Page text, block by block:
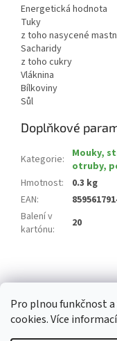
Pro plnou funkčnost
cookies. Více informací
Energetická hodnota
Tuky
z toho nasycené
Sacharidy
z toho cukry
Vláknina
Bílkoviny
Sůl
Doplňkové
Kategorie:
Mouky,
otruby,
Hmotnost:
0.3 kg
EAN:
Balení v
kartónu: 20
á